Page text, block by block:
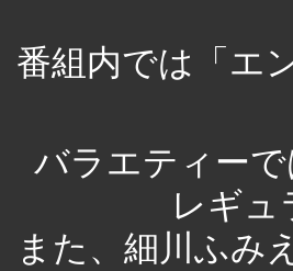
番組内では「エ
バラエティー
レギュ
また、細川ふみ